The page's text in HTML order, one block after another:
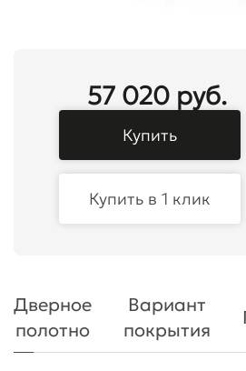
57 020 руб.
Купить
Купить в 1 клик
Дверное
полотно
Вариант
покрытия